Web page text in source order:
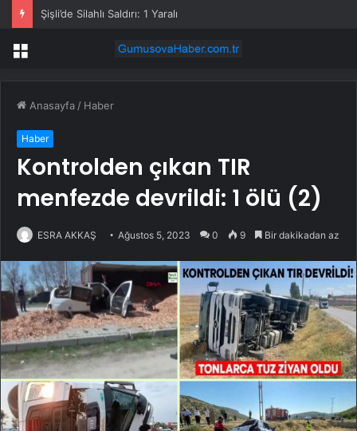
Şişli’de Silahlı Saldırı: 1 Yaralı
Menü
Anasayfa / Haber
Haber
Kontrolden çıkan TIR
menfezde devrildi: 1 ölü (2)
ESRA AKKAŞ Ağustos 5, 2023 0 9 Bir dakikadan az